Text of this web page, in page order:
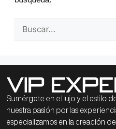
Sumérgete en el lujo y el estilo
nuestra pasión por las
especializamos en la creación